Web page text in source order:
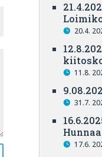
20.4.
11.8.
31.7.
17.6.